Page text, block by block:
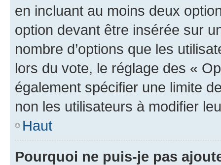
en incluant au moins deux
option devant être insérée sur
nombre d’options que les
lors du vote, le réglage des «
également spécifier une limite
non les utilisateurs à modifier
Haut
Pourquoi ne puis-je pas